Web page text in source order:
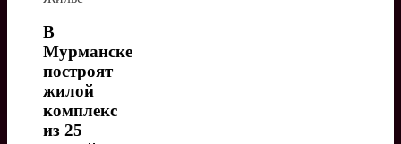
В
Мурманске
построят
жилой
комплекс
из 25